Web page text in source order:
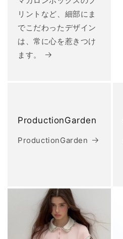
リントなど、細部にま
でこだわったデザイン
は、常に心を惹きつけ
ます。
ProductionGarden
ProductionGarden